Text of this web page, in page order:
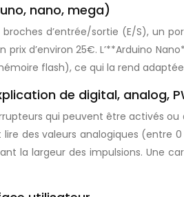
nano, mega)
d’entrée/sortie (E/S), un
d’environ 25€. L’**Arduino
flash), ce qui la rend
de digital, analog,
qui peuvent être activés
des valeurs analogiques
la largeur des impulsions. Une